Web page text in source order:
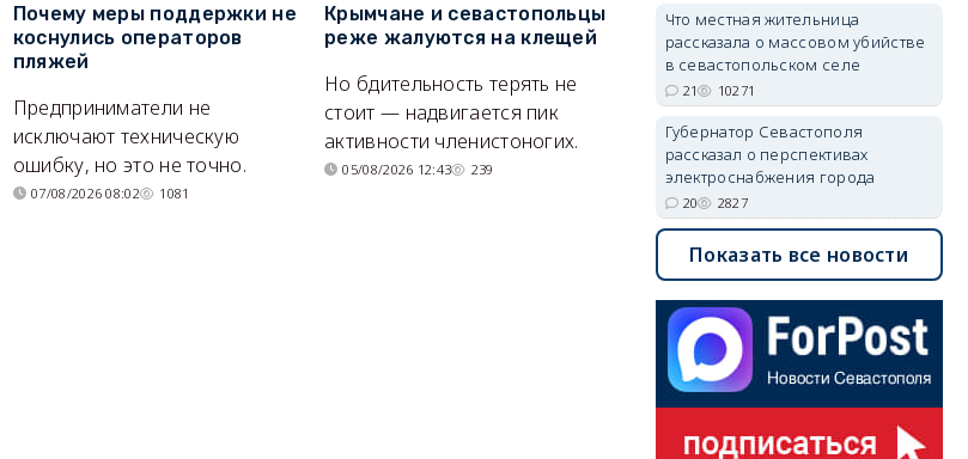
Почему меры поддержки не
коснулись операторов
пляжей
Предприниматели не
исключают техническую
ошибку, но это не точно.
07/08/2026 08:02 1081
Крымчане и севастопольцы
реже жалуются на клещей
Но бдительность терять не
стоит — надвигается пик
активности членистоногих.
05/08/2026 12:43 239
В Севастополе утвердили
проект застройки центра
Балаклавы
Там появится туристический
квартал с отелями и
парковками.
05/08/2026 08:01
Что местная жительница
рассказала о массовом убийстве
в севастопольском селе
21 10271
Губернатор Севастополя
рассказал о перспективах
электроснабжения города
20 2827
Показать все новости